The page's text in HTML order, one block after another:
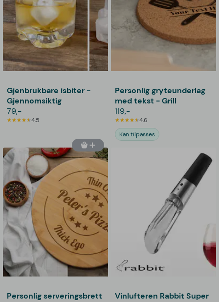
Gjenbrukbare isbiter -
Gjennomsiktig
79,-
4,5
Personlig gryteunderlag
med tekst - Grill
119,-
4,6
Kan tilpasses
Personlig serveringsbrett
Vinlufteren Rabbit Super